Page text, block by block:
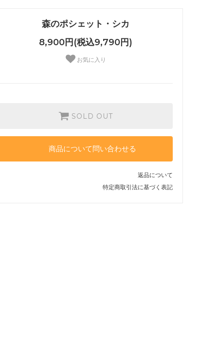
森のポシェット・シカ
8,900円(税込9,790円)
お気に入り
SOLD OUT
商品について問い合わせる
返品について
特定商取引法に基づく表記